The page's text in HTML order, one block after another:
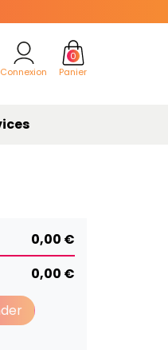
Connexion
0
Panier
0,00 €
0,00 €